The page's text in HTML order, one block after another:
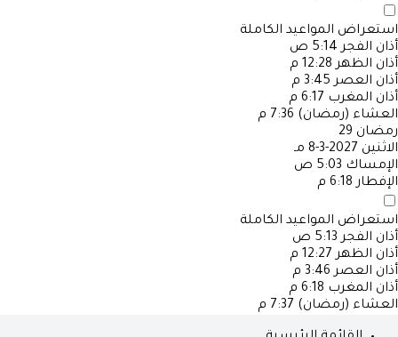
استعراض المواعيد الكاملة
أذان الفجر 5:14 ص
أذان الظهر 12:28 م
أذان العصر 3:45 م
أذان المغرب 6:17 م
العشاء (رمضان) 7:36 م
رمضان 29
الاثنين 2027-3-8 مـ
الإمساك 5:03 ص
الإفطار 6:18 م
استعراض المواعيد الكاملة
أذان الفجر 5:13 ص
أذان الظهر 12:27 م
أذان العصر 3:46 م
أذان المغرب 6:18 م
العشاء (رمضان) 7:37 م